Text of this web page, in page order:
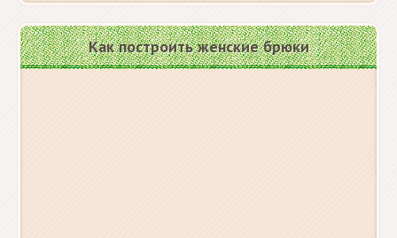
Как построить женские брюки